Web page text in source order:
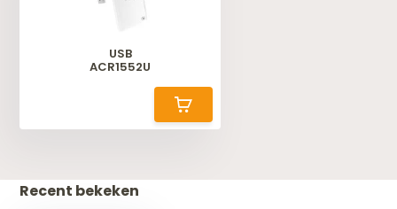
USB
ACR1552U
Recent bekeken